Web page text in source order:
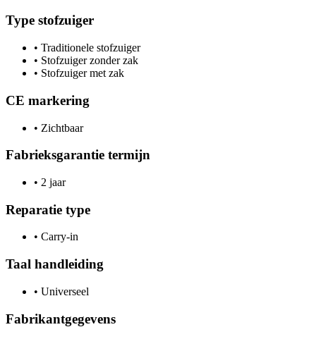
Type stofzuiger
• Traditionele stofzuiger
• Stofzuiger zonder zak
• Stofzuiger met zak
CE markering
• Zichtbaar
Fabrieksgarantie termijn
• 2 jaar
Reparatie type
• Carry-in
Taal handleiding
• Universeel
Fabrikantgegevens